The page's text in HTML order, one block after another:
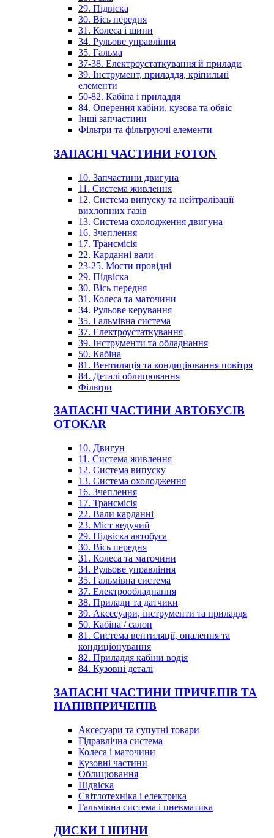
29. Підвіска
30. Вісь передня
31. Колеса і шини
34. Рульове управління
35. Гальма
37-38. Електроустаткування й прилади
39. Інструмент, приладдя, кріпильні
елементи
50-82. Кабіна і приладдя
84. Оперення кабіни, кузова та обвіс
Інші запчастини
Фільтри та фільтруючі елементи
ЗАПАСНІ ЧАСТИНИ FOTON
10. Запчастини двигуна
11. Система живлення
12. Система випуску та нейтралізації
вихлопних газів
13. Система охолодження двигуна
16. Зчеплення
17. Трансмісія
22. Карданні вали
23-25. Мости провідні
29. Підвіска
30. Вісь передня
31. Колеса та маточини
34. Рульове керування
35. Гальмівна система
37. Електроустаткування
39. Інструменти та обладнання
50. Кабіна
81. Вентиляція та кондиціювання повітря
84. Деталі облицювання
Фільтри
ЗАПАСНІ ЧАСТИНИ АВТОБУСІВ
OTOKAR
10. Двигун
11. Система живлення
12. Система випуску
13. Система охолодження
16. Зчеплення
17. Трансмісія
22. Вали карданні
23. Міст ведучий
29. Підвіска автобуса
30. Вісь передня
31. Колеса та маточини
34. Рульове управління
35. Гальмівна система
37. Електрообладнання
38. Прилади та датчики
39. Аксесуари, інструменти та приладдя
50. Кабіна / салон
81. Система вентиляції, опалення та
кондиціонування
82. Приладдя кабіни водія
84. Кузовні деталі
ЗАПАСНІ ЧАСТИНИ ПРИЧЕПІВ ТА
НАПІВПРИЧЕПІВ
Аксесуари та супутні товари
Гідравлічна система
Колеса і маточини
Кузовні частини
Облицювання
Підвіска
Світлотехніка і електрика
Гальмівна система і пневматика
ДИСКИ І ШИНИ